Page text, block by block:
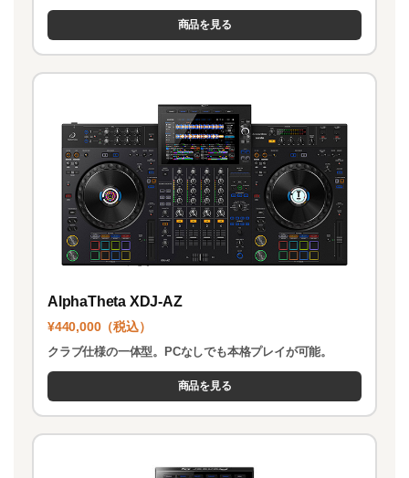
商品を見る
AlphaTheta XDJ-AZ
¥440,000（税込）
クラブ仕様の一体型。PCなしでも本格プレイが可能。
商品を見る